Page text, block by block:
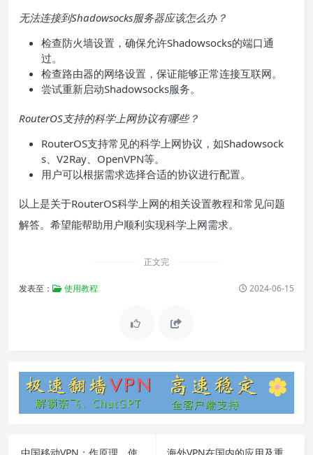
无法连接到Shadowsocks服务器应该怎么办？
检查防火墙设置，确保允许Shadowsocks的端口通
过。
检查路由器的网络设置，保证能够正常连接互联网。
尝试重新启动Shadowsocks服务。
RouterOS支持的科学上网协议有哪些？
RouterOS支持常见的科学上网协议，如Shadowsock
s、V2Ray、OpenVPN等。
用户可以根据需求选择合适的协议进行配置。
以上是关于RouterOS科学上网的相关设置教程和常见问题
解答。希望能帮助用户顺利实现科学上网需求。
正文完
发表至： 使用教程 2024-06-15